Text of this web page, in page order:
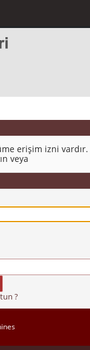
erişim izni vardır.
veya
?